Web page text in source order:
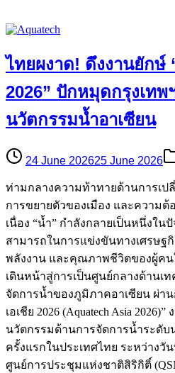
ไทยผงาด! ดึงงานยักษ์
2026” ปักหมุดกรุงเท
นวัตกรรมน้ำอาเซียน
24 June 202625 June 2026
ท่ามกลางความท้าทายด้านการเ
การขยายตัวของเมือง และความ
เนื่อง “น้ำ” กำลังกลายเป็นหนึ่งใ
สามารถในการแข่งขันทางเศรษฐ
พลังงาน และคุณภาพชีวิตของผู้คน
เดินหน้าสู่การเป็นศูนย์กลางด้านเ
จัดการน้ำของภูมิภาคอาเซียน ผ่าน
เอเชีย 2026 (Aquatech Asia
นวัตกรรมด้านการจัดการน้ำระดับ
ครั้งแรกในประเทศไทย ระหว่างวั
ศูนย์การประชุมแห่งชาติสิริกิติ์